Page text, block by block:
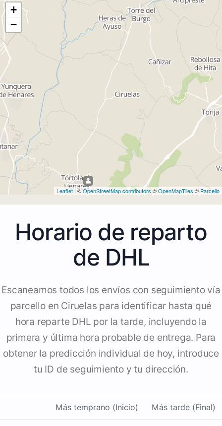
+
−
Leaflet| ©OpenStreetMap contributors ©OpenMapTiles © Parcello
Horario de reparto
de DHL
Escaneamos todos los envíos con seguimiento vía
parcello en Ciruelas para identificar hasta qué
hora reparte DHL por la tarde, incluyendo la
primera y última hora probable de entrega. Para
obtener la predicción individual de hoy, introduce
tu ID de seguimiento y tu dirección.
Más temprano (Inicio) Más tarde (Final)